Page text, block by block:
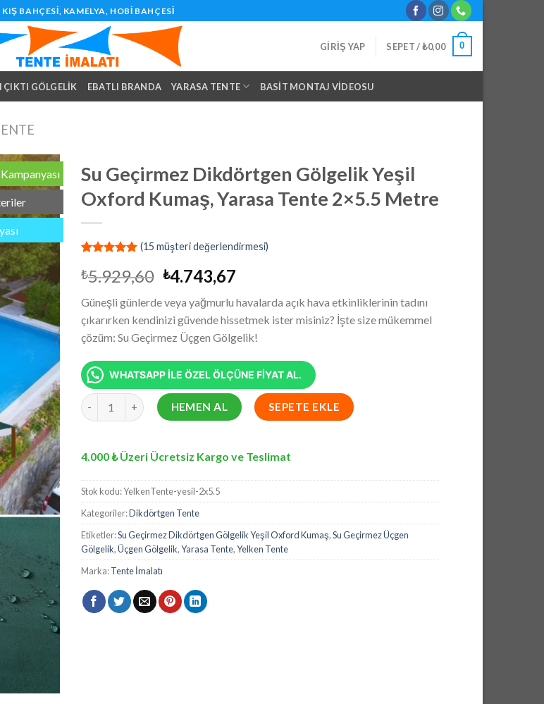
KIŞ BAHÇESI, KAMELYA, HOBI BAHÇESI
GIRIŞ YAP SEPET /₺0,00 0
ÇIKTI GÖLGELIK EBATLI BRANDA YARASA TENTE BASIT MONTAJ VIDEOSU
Su Geçirmez Dikdörtgen Gölgelik Yeşil
Oxford Kumaş, Yarasa Tente 2×5.5 Metre
puanına
dayanarak
5 üzerinden
4.92puan
aldı
(15 müşteri değerlendirmesi)
₺5.929,60 Orijinal
₺5.929,60.
₺4.743,67
fiyat:
₺4.743,67.
Güneşli günlerde veya yağmurlu havalarda açık hava etkinliklerinin tadını
çıkarırken kendinizi güvende hissetmek ister misiniz? İşte size mükemmel
çözüm: Su Geçirmez Üçgen Gölgelik!
WHATSAPP İLE ÖZEL ÖLÇÜNE FİYAT AL.
Su Geçirmez Dikdörtgen Gölgelik Yeşil Oxford Kumaş, Yarasa Tente 2x5.5 Metre adet
HEMEN AL SEPETE EKLE
4.000 ₺ Üzeri Ücretsiz Kargo ve Teslimat
Stok kodu:YelkenTente-yesil-2x5.5
Kategoriler:Dikdörtgen Tente
Etiketler:Su Geçirmez Dikdörtgen Gölgelik Yeşil Oxford Kumaş,Su Geçirmez Üçgen
Gölgelik,Üçgen Gölgelik,Yarasa Tente,Yelken Tente
Marka:Tente İmalatı